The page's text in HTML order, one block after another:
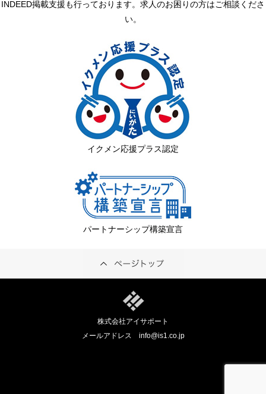
INDEED掲載支援も行っております。求人のお困りの方はご相談くださ
い。
イクメン応援プラス認定
パートナーシップ構築宣言
株式会社アイサポート
メールアドレス info@is1.co.jp